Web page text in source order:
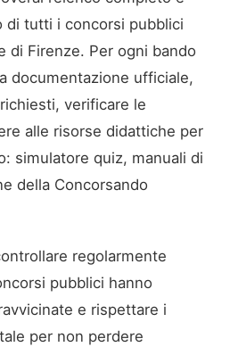
di tutti i concorsi pubblici
di Firenze. Per ogni bando
documentazione ufficiale,
verificare le
alle risorse didattiche per
simulatore quiz, manuali di
della Concorsando
regolarmente
pubblici hanno
e rispettare i
per non perdere